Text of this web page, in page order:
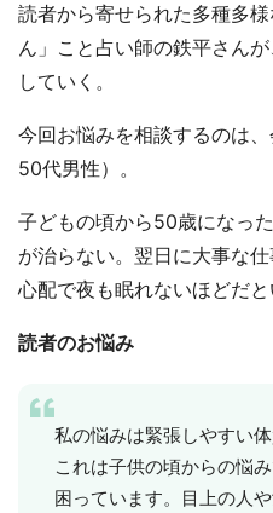
読者から寄せられた多種多
ん」こと占い師の鉄平さん
していく。
今回お悩みを相談するのは
50代男性）。
子どもの頃から50歳になっ
が治らない。翌日に大事な
心配で夜も眠れないほどだと
読者のお悩み
私の悩みは緊張しやすい体
これは子供の頃からの悩
困っています。目上の人